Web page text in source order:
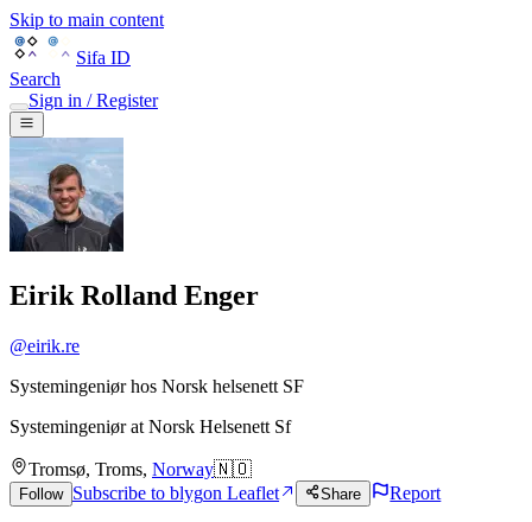
Skip to main content
Sifa ID
Search
Sign in / Register
Eirik Rolland Enger
@eirik.re
Systemingeniør hos Norsk helsenett SF
Systemingeniør at Norsk Helsenett Sf
Tromsø, Troms, Norway🇳🇴
Follow Subscribe to blygon Leaflet Share Report